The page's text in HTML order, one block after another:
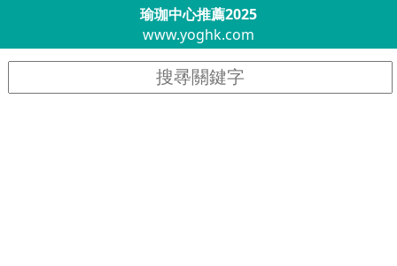
瑜珈中心推薦2025
www.yoghk.com